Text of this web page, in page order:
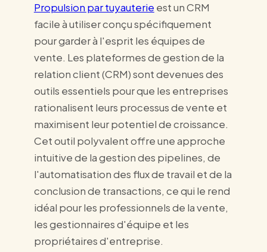
Propulsion par tuyauterie est un CRM
facile à utiliser conçu spécifiquement
pour garder à l'esprit les équipes de
vente. Les plateformes de gestion de la
relation client (CRM) sont devenues des
outils essentiels pour que les entreprises
rationalisent leurs processus de vente et
maximisent leur potentiel de croissance.
Cet outil polyvalent offre une approche
intuitive de la gestion des pipelines, de
l'automatisation des flux de travail et de la
conclusion de transactions, ce qui le rend
idéal pour les professionnels de la vente,
les gestionnaires d'équipe et les
propriétaires d'entreprise.